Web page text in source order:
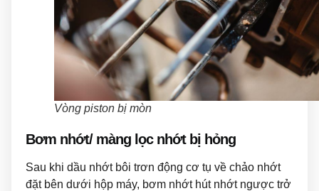
Vòng piston bị mòn
Bơm nhớt/ màng lọc nhớt bị hỏng
Sau khi dầu nhớt bôi trơn động cơ tụ về chảo nhớt
đặt bên dưới hộp máy, bơm nhớt hút nhớt ngược trở